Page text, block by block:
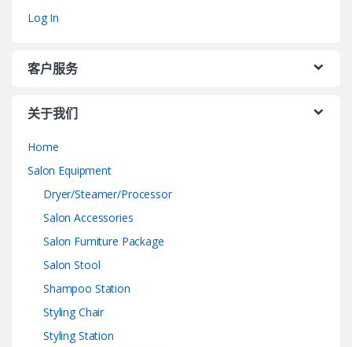
Log In
客户服务
关于我们
Home
Salon Equipment
Dryer/Steamer/Processor
Salon Accessories
Salon Furniture Package
Salon Stool
Shampoo Station
Styling Chair
Styling Station